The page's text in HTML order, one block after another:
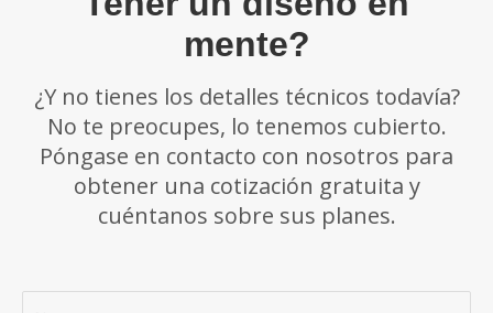
mente?
¿Y no tienes los detalles técnicos todavía?
No te preocupes, lo tenemos cubierto.
Póngase en contacto con nosotros para
obtener una cotización gratuita y
cuéntanos sobre sus planes.